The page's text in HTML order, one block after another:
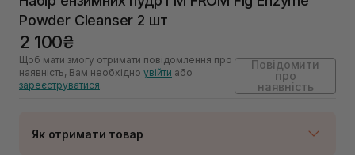
Powder Cleanser 2 шт
2 100₴
Щоб мати змогу отримати повідомлення про
наявність, Вам необхідно увійти або
зареєструватися.
Повідомити
про
наявність
Як отримати товар